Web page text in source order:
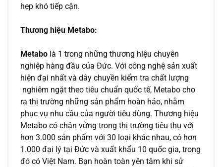
hẹp khó tiếp cận.
Thương hiệu Metabo:
Metabo là 1 trong những thương hiệu chuyên
nghiệp hàng đầu của Đức. Với công nghệ sản xuất
hiện đại nhất và dây chuyền kiểm tra chất lượng
nghiêm ngặt theo tiêu chuẩn quốc tế, Metabo cho
ra thị trường những sản phẩm hoàn hảo, nhằm
phục vụ nhu cầu của người tiêu dùng. Thương hiệu
Metabo có chân vững trong thị trường tiêu thụ với
hơn 3.000 sản phẩm với 30 loại khác nhau, có hơn
1.000 đại lý tại Đức và xuất khẩu 10 quốc gia, trong
đó có Việt Nam. Bạn hoàn toàn yên tâm khi sử